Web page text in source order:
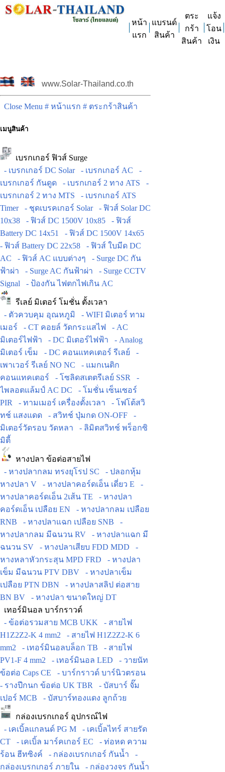
หน้า
แรก
แบรนด์
สินค้า
ตระ
กร้า
สินค้า
แจ้ง
โอน
เงิน
www.Solar-Thailand.co.th
Close Menu # หน้าแรก # ตระกร้าสินค้า
เมนูสินค้า
เบรกเกอร์ ฟิวส์ Surge
- เบรกเกอร์ DC Solar
- เบรกเกอร์ AC
-
เบรกเกอร์ กันดูด
- เบรกเกอร์ 2 ทาง ATS
-
เบรกเกอร์ 2 ทาง MTS
- เบรกเกอร์ ATS
Timer
- ชุดเบรคเกอร์ Solar
- ฟิวส์ Solar DC
10x38
- ฟิวส์ DC 1500V 10x85
- ฟิวส์
Battery DC 14x51
- ฟิวส์ DC 1500V 14x65
- ฟิวส์ Battery DC 22x58
- ฟิวส์ ใบมีด DC
AC
- ฟิวส์ AC แบบต่างๆ
- Surge DC กัน
ฟ้าผ่า
- Surge AC กันฟ้าผ่า
- Surge CCTV
Signal
- ป้องกัน ไฟตกไฟเกิน AC
รีเลย์ มิเตอร์ โมชั่น ตั้งเวลา
- ตัวควบคุม อุณหภูมิ
- WIFI มิเตอร์ ทาม
เมอร์
- CT คอยล์ วัดกระแสไฟ
- AC
มิเตอร์ไฟฟ้า
- DC มิเตอร์ไฟฟ้า
- Analog
มิเตอร์ เข็ม
- DC คอนแทคเตอร์ รีเลย์
-
เพาเวอร์ รีเลย์ NO NC
- แมกเนติก
คอนแทคเตอร์
- โซลิดสเตตรีเลย์ SSR
-
ไพลอตแล้มป์ AC DC
- โมชั่น เซ็นเซอร์
PIR
- ทามเมอร์ เครื่องตั้งเวลา
- โฟโต้สวิ
ทช์ แสงแดด
- สวิทช์ ปุ่มกด ON-OFF
-
มิเตอร์วัดรอบ วัดหลา
- ลิมิตสวิทช์ พร็อกซิ
มิตี้
หางปลา ข้อต่อสายไฟ
- หางปลากลม ทรงยุโรป SC
- ปลอกหุ้ม
หางปลา V
- หางปลาคอร์ดเอ็น เดี่ยว E
-
หางปลาคอร์ดเอ็น 2เส้น TE
- หางปลา
คอร์ดเอ็น เปลือย EN
- หางปลากลม เปลือย
RNB
- หางปลาแฉก เปลือย SNB
-
หางปลากลม มีฉนวน RV
- หางปลาแฉก มี
ฉนวน SV
- หางปลาเสียบ FDD MDD
-
หางหลาหัวกระสุน MPD FRD
- หางปลา
เข็ม มีฉนวน PTV DBV
- หางปลาเข็ม
เปลือย PTN DBN
- หางปลาสลิป ต่อสาย
BN BV
- หางปลา ขนาดใหญ่ DT
เทอร์มินอล บาร์กราวด์
- ข้อต่อรวมสาย MCB UKK
- สายไฟ
H1Z2Z2-K 4 mm2
- สายไฟ H1Z2Z2-K 6
mm2
- เทอร์มินอลบล็อก TB
- สายไฟ
PV1-F 4 mm2
- เทอร์มินอล LED
- วายนัท
ข้อต่อ Caps CE
- บาร์กราวด์ บาร์นิวตรอน
- รางปีกนก ข้อต่อ UK TBR
- บัสบาร์ จั๊ม
เปอร์ MCB
- บัสบาร์ทองแดง ลูกถ้วย
กล่องเบรกเกอร์ อุปกรณ์ไฟ
- เคเบิ้ลแกลนด์ PG M
- เคเบิ้ลไทร์ สายรัด
CT
- เคเบิ้ล มาร์คเกอร์ EC
- ท่อหด ความ
ร้อน ฮีทซิงค์
- กล่องเบรกเกอร์ กันน้ำ
-
กล่องเบรกเกอร์ ภายใน
- กล่องวงจร กันน้ำ